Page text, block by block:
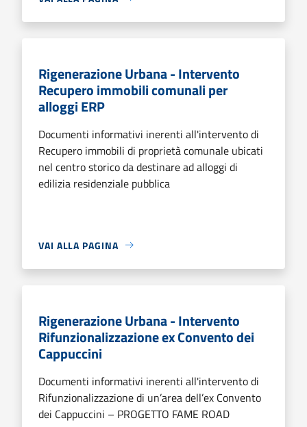
Rigenerazione Urbana - Intervento
Recupero immobili comunali per
alloggi ERP
Documenti informativi inerenti all'intervento di
Recupero immobili di proprietà comunale ubicati
nel centro storico da destinare ad alloggi di
edilizia residenziale pubblica
VAI ALLA PAGINA
Rigenerazione Urbana - Intervento
Rifunzionalizzazione ex Convento dei
Cappuccini
Documenti informativi inerenti all'intervento di
Rifunzionalizzazione di un’area dell’ex Convento
dei Cappuccini – PROGETTO FAME ROAD